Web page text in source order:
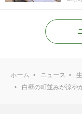
ホーム ニュース
白壁の町並みが涼